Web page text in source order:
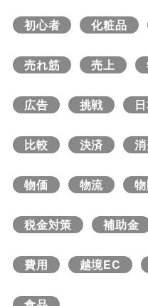
初心者 化粧品
売れ筋 売上
広告 挑戦
比較 決済
物価 物流
税金対策 補助金
費用 越境EC